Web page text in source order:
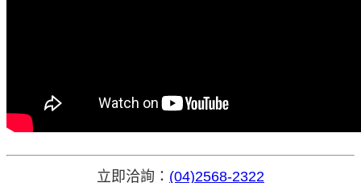
立即洽詢： (04)2568-2322